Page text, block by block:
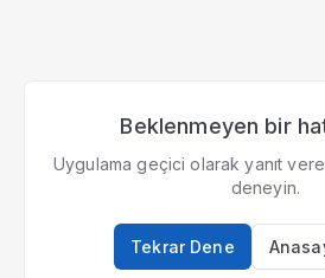
Beklenmeyen bir
Uygulama geçici olarak yanıt
deneyin.
Tekrar Dene